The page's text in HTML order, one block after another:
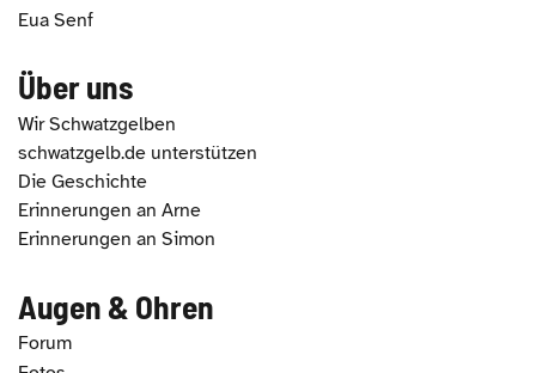
Eua Senf
Über uns
Wir Schwatzgelben
schwatzgelb.de unterstützen
Die Geschichte
Erinnerungen an Arne
Erinnerungen an Simon
Augen & Ohren
Forum